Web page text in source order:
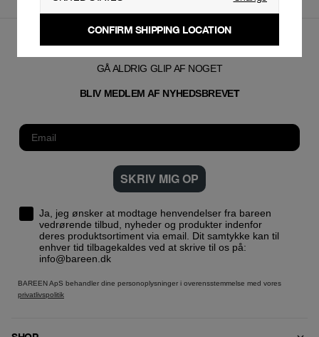
GÅ ALDRIG GLIP AF NOGET
BLIV MEDLEM AF NYHEDSBREVET
SKRIV MIG OP
Ja, jeg ønsker at modtage henvendelser fra bareen
vedrørende tilbud, nyheder og produkter indenfor
deres produktsortiment via email. Dit samtykke kan til
enhver tid tilbagekaldes ved at skrive til os på:
info@bareen.dk
BAREEN ApS behandler dine personoplysninger i overensstemmelse med vores
privatlivspolitik
CONFIRM SHIPPING LOCATION